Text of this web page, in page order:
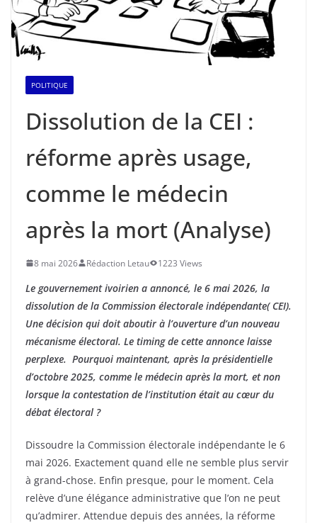
POLITIQUE
Dissolution de la CEI :
réforme après usage,
comme le médecin
après la mort (Analyse)
8 mai 2026 Rédaction Letau 1223 Views
Le gouvernement ivoirien a annoncé, le 6 mai 2026, la
dissolution de la Commission électorale indépendante( CEI).
Une décision qui doit aboutir à l’ouverture d’un nouveau
mécanisme électoral. Le timing de cette annonce laisse
perplexe. Pourquoi maintenant, après la présidentielle
d’octobre 2025, comme le médecin après la mort, et non
lorsque la contestation de l’institution était au cœur du
débat électoral ?
Dissoudre la Commission électorale indépendante le 6
mai 2026. Exactement quand elle ne semble plus servir
à grand-chose. Enfin presque, pour le moment. Cela
relève d’une élégance administrative que l’on ne peut
qu’admirer. Attendue depuis des années, la réforme